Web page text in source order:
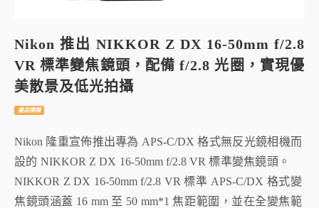
Nikon 推出 NIKKOR Z DX 16-50mm f/2.8
VR 標準變焦鏡頭，配備 f/2.8 光圈，實現優
美散景及低光拍攝
產品情報
Nikon 隆重宣佈推出專為 APS-C/DX 格式無反光鏡相機而
設的 NIKKOR Z DX 16-50mm f/2.8 VR 標準變焦鏡頭。
NIKKOR Z DX 16-50mm f/2.8 VR 標準 APS-C/DX 格式變
焦鏡頭涵蓋 16 mm 至 50 mm*1 焦距範圍，並在全變焦範